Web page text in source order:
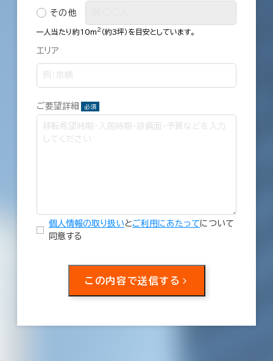
その他
一人当たり約10m 2 （約3坪）を目安としています。
エリア
ご要望詳細 必須
個人情報の取り扱い とご利用にあたってについて
同意する
この内容で送信する